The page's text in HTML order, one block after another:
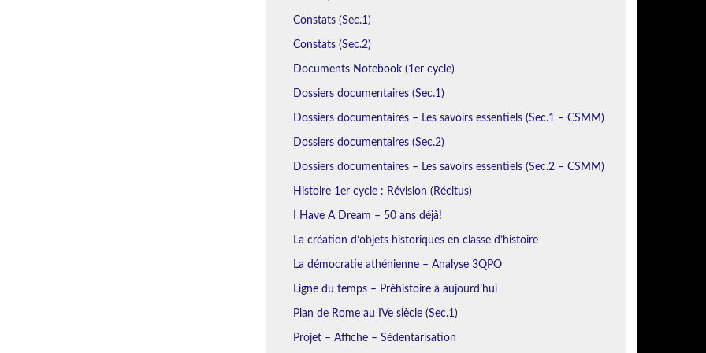
Constats (Sec.1)
Constats (Sec.2)
Documents Notebook (1er cycle)
Dossiers documentaires (Sec.1)
Dossiers documentaires – Les savoirs essentiels (Sec.1 – CSMM)
Dossiers documentaires (Sec.2)
Dossiers documentaires – Les savoirs essentiels (Sec.2 – CSMM)
Histoire 1er cycle : Révision (Récitus)
I Have A Dream – 50 ans déjà!
La création d’objets historiques en classe d’histoire
La démocratie athénienne – Analyse 3QPO
Ligne du temps – Préhistoire à aujourd’hui
Plan de Rome au IVe siècle (Sec.1)
Projet – Affiche – Sédentarisation